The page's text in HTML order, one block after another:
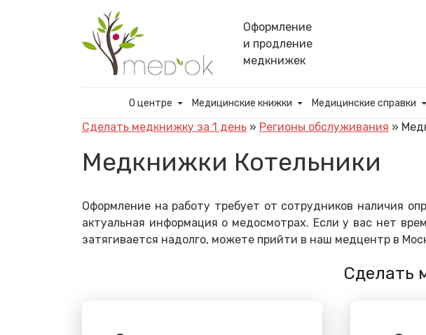
Оформление
и продление
медкнижек
О центре Медицинские книжки Медицинские справки
Сделать медкнижку за 1 день » Регионы обслуживания »
Медкнижки Котельники
Оформление на работу требует от сотрудников наличия
актуальная информация о медосмотрах. Если у вас нет
затягивается надолго, можете прийти в наш медцентр в
Сделать